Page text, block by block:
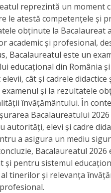
reprezintă un moment
le atestă competențele și
obținute la Bacalaureat
academic și profesional,
Bacalaureatul este un
educațional din România
cât și cadrele
și la rezultatele
învățământului. În
Bacalaureatului
elevi și cadre
a asigura un mediu
Bacalaureatul
pentru sistemul
tinerilor și relevanța